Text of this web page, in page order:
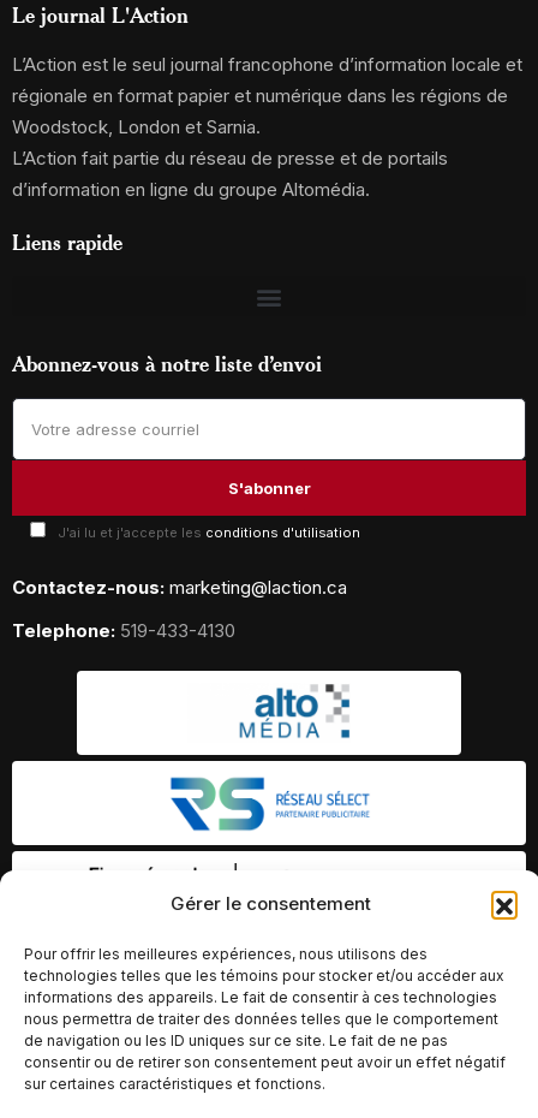
Gérer le consentement
Pour offrir les meilleures expériences, nous utilisons des
technologies telles que les témoins pour stocker et/ou accéder aux
informations des appareils. Le fait de consentir à ces technologies
nous permettra de traiter des données telles que le comportement
de navigation ou les ID uniques sur ce site. Le fait de ne pas
consentir ou de retirer son consentement peut avoir un effet négatif
sur certaines caractéristiques et fonctions.
Le journal L'Action
L’Action est le seul journal francophone d’information locale et
régionale en format papier et numérique dans les régions de
Woodstock, London et Sarnia.
L’Action fait partie du réseau de presse et de portails
d’information en ligne du groupe Altomédia.
Liens rapide
Abonnez-vous à notre liste d’envoi
J'ai lu et j'accepte les conditions d'utilisation
Contactez-nous: marketing@laction.ca
Telephone: 519-433-4130